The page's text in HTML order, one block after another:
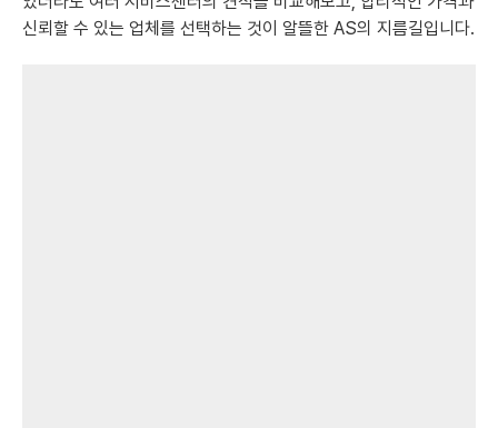
신뢰할 수 있는 업체를 선택하는 것이 알뜰한 AS의 지름길입니다.